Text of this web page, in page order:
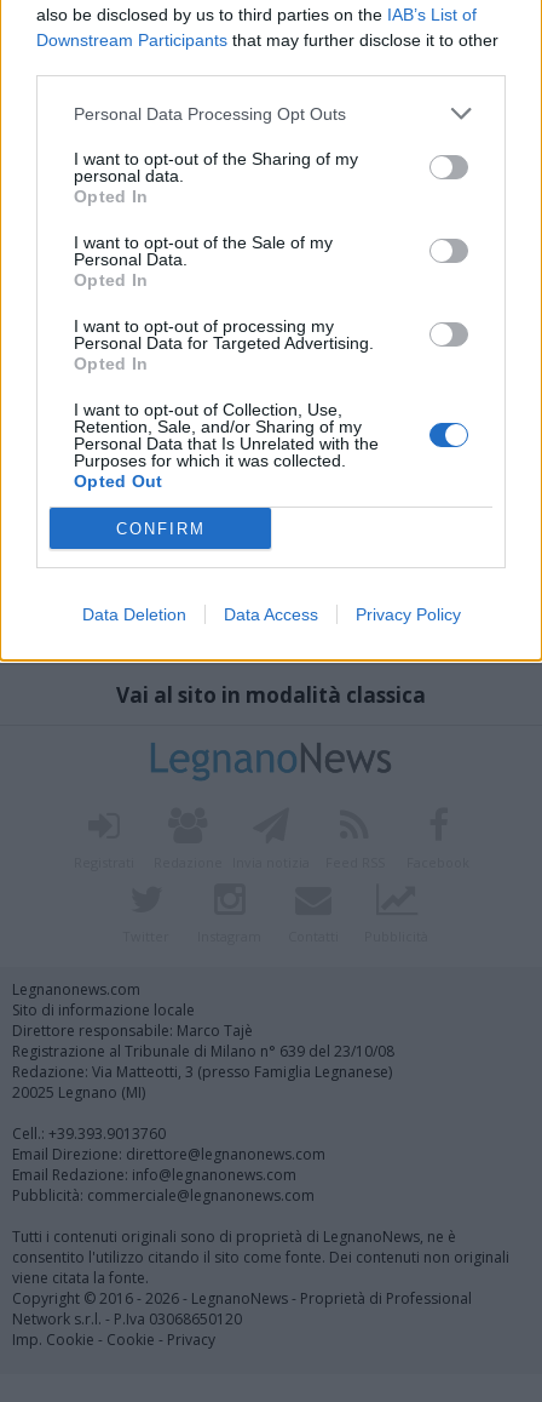
also be disclosed by us to third parties on the IAB’s List of
Downstream Participants that may further disclose it to other
Personal Data Processing Opt Outs
I want to opt-out of the Sharing of my
personal data.
Opted In
I want to opt-out of the Sale of my
Personal Data.
Opted In
I want to opt-out of processing my
Personal Data for Targeted Advertising.
Opted In
I want to opt-out of Collection, Use,
Retention, Sale, and/or Sharing of my
Personal Data that Is Unrelated with the
Purposes for which it was collected.
Opted Out
CONFIRM
Data Deletion Data Access Privacy Policy
Commenti
articolo.
commento esprime il pensiero dell'autore e non rappresenta la linea editoriale
di VareseNews.it, che rimane autonoma e indipendente. I messaggi inclusi nei
commenti non sono testi giornalistici, ma post inviati dai singoli lettori che
possono essere automaticamente pubblicati senza filtro preventivo. I commenti
Vai al sito in modalità classica
Legnanonews.com
Sito di informazione locale
Direttore responsabile: Marco Tajè
Registrazione al Tribunale di Milano n° 639 del 23/10/08
Redazione: Via Matteotti, 3 (presso Famiglia Legnanese)
20025 Legnano (MI)
Cell.: +39.393.9013760
Email Direzione: direttore@legnanonews.com
Email Redazione: info@legnanonews.com
Pubblicità: commerciale@legnanonews.com
Tutti i contenuti originali sono di proprietà di LegnanoNews, ne è
consentito l'utilizzo citando il sito come fonte. Dei contenuti non originali
viene citata la fonte.
Copyright © 2016 - 2026 - LegnanoNews - Proprietà di Professional
Network s.r.l. - P.Iva 03068650120
Imp. Cookie - Cookie - Privacy